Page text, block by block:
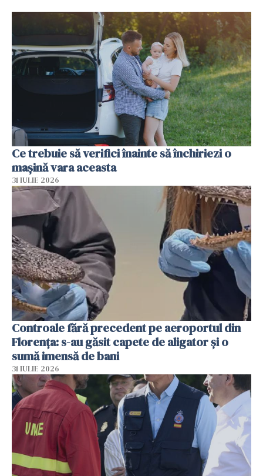
Ce trebuie să verifici înainte să închiriezi o
mașină vara aceasta
31 IULIE 2026
Controale fără precedent pe aeroportul din
Florența: s-au găsit capete de aligator și o
sumă imensă de bani
31 IULIE 2026